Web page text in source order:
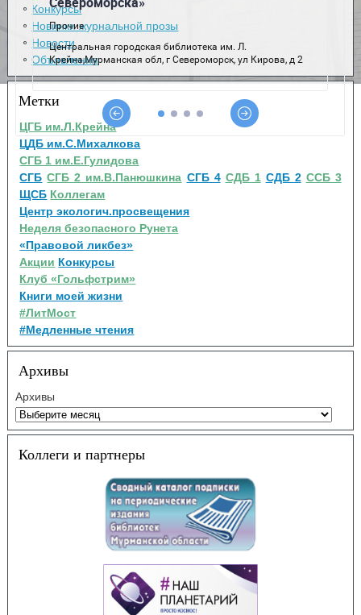
Конкурсы
Новинки журнальной прозы
Новости
Объявления
Метки
ЦГБ им.Л.Крейна
ЦДБ им.С.Михалкова
СГБ 1 им.Е.Гулидова
СГБ СГБ 2 им.В.Панюшкина СГБ 4 СДБ 1 СДБ 2 ССБ 3
ЩСБ Коллегам
Центр экологич.просвещения
Неделя безопасного Рунета
«Правовой ликбез»
Акции Конкурсы
Клуб «Гольфстрим»
Книги моей жизни
#ЛитМост
#Медленные чтения
Архивы
Архивы
Коллеги и партнеры